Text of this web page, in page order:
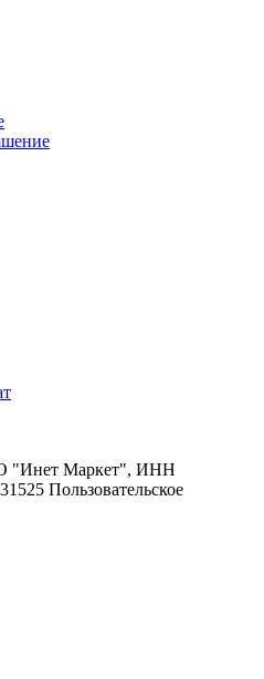
"Инет Маркет", ИНН
Пользовательское